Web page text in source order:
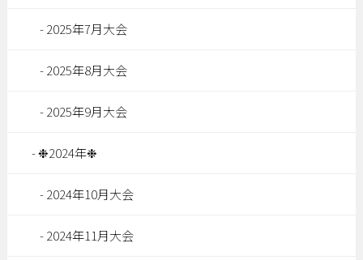
2025年7月大会
2025年8月大会
2025年9月大会
❉2024年❉
2024年10月大会
2024年11月大会